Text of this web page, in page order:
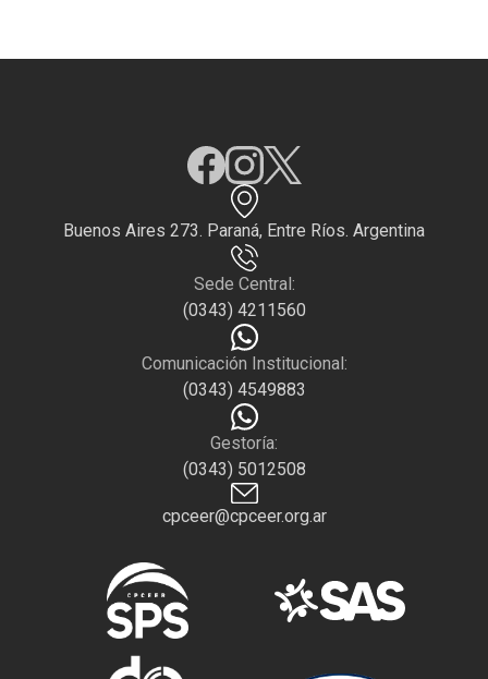
Buenos Aires 273. Paraná, Entre Ríos. Argentina
Sede Central:
(0343) 4211560
Comunicación Institucional:
(0343) 4549883
Gestoría:
(0343) 5012508
cpceer@cpceer.org.ar